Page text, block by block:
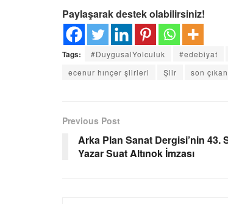
Paylaşarak destek olabilirsiniz!
Tags: #DuygusalYolculuk #edebiyat
ecenur hınçer şiirleri
Şiir son
Previous Post
Arka Plan Sanat Dergisi’nin 43.
Yazar Suat Altınok İmzası